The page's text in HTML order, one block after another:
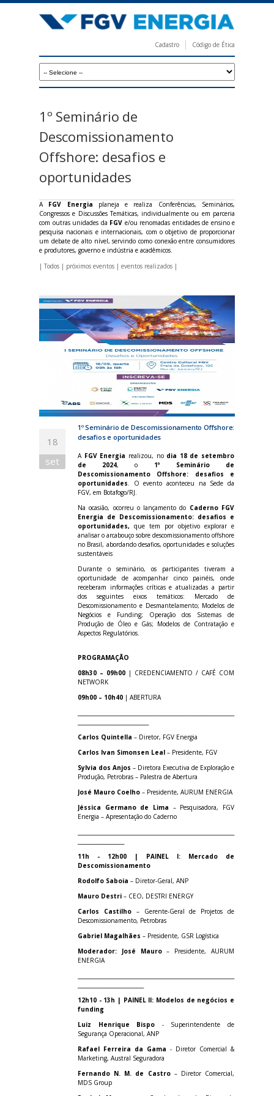
para
principal
V
e
r
g
i
a
Cadastro Código de Ética
1º Seminário de
Descomissionamento
Offshore: desafios e
oportunidades
A FGV Energia planeja e realiza Conferências, Seminários,
Congressos e Discussões Temáticas, individualmente ou em parceria
com outras unidades da FGV e/ou renomadas entidades de ensino e
pesquisa nacionais e internacionais, com o objetivo de proporcionar
um debate de alto nível, servindo como conexão entre consumidores
e produtores, governo e indústria e acadêmicos.
| Todos | próximos eventos | eventos realizados |
18
set
1º Seminário de Descomissionamento Offshore:
desafios e oportunidades
A FGV Energia realizou, no dia 18 de setembro
de 2024, o 1º Seminário de
Descomissionamento Offshore: desafios e
oportunidades. O evento aconteceu na Sede da
FGV, em Botafogo/RJ.
Na ocasião, ocorreu o lançamento do Caderno FGV
Energia de Descomissionamento: desafios e
oportunidades, que tem por objetivo explorar e
analisar o arcabouço sobre descomissionamento offshore
no Brasil, abordando desafios, oportunidades e soluções
sustentáveis
Durante o seminário, os participantes tiveram a
oportunidade de acompanhar cinco painéis, onde
receberam informações críticas e atualizadas a partir
dos seguintes eixos temáticos: Mercado de
Descomissionamento e Desmantelamento; Modelos de
Negócios e Funding; Operação dos Sistemas de
Produção de Óleo e Gás; Modelos de Contratação e
Aspectos Regulatórios.
PROGRAMAÇÃO
08h30 – 09h00 | CREDENCIAMENTO / CAFÉ COM
NETWORK
09h00 – 10h40 | ABERTURA
Carlos Quintella – Diretor, FGV Energia
Carlos Ivan Simonsen Leal – Presidente, FGV
Sylvia dos Anjos – Diretora Executiva de Exploração e
Produção, Petrobras – Palestra de Abertura
José Mauro Coelho – Presidente, AURUM ENERGIA
Jéssica Germano de Lima – Pesquisadora, FGV
Energia – Apresentação do Caderno
11h - 12h00 | PAINEL I: Mercado de
Descomissionamento
Rodolfo Saboia – Diretor-Geral, ANP
Mauro Destri – CEO, DESTRI ENERGY
Carlos Castilho – Gerente-Geral de Projetos de
Descomissionamento, Petrobras
Gabriel Magalhães – Presidente, GSR Logística
Moderador: José Mauro– Presidente, AURUM
ENERGIA
12h10 - 13h | PAINEL II: Modelos de negócios e
funding
Luiz Henrique Bispo - Superintendente de
Segurança Operacional, ANP
Rafael Ferreira da Gama - Diretor Comercial &
Marketing, Austral Seguradora
Fernando N. M. de Castro– Diretor Comercial,
MDS Group